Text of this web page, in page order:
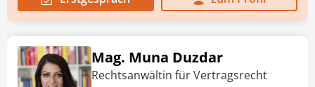
Mag. Muna Duzdar
Rechtsanwältin für Vertragsrecht